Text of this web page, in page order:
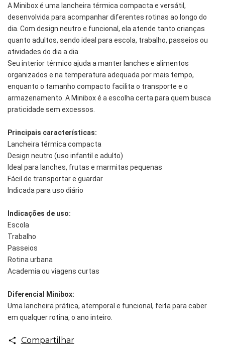
A Minibox é uma lancheira térmica compacta e versátil,
desenvolvida para acompanhar diferentes rotinas ao longo do
dia. Com design neutro e funcional, ela atende tanto crianças
quanto adultos, sendo ideal para escola, trabalho, passeios ou
atividades do dia a dia.
Seu interior térmico ajuda a manter lanches e alimentos
organizados e na temperatura adequada por mais tempo,
enquanto o tamanho compacto facilita o transporte e o
armazenamento. A Minibox é a escolha certa para quem busca
praticidade sem excessos.
Principais características:
Lancheira térmica compacta
Design neutro (uso infantil e adulto)
Ideal para lanches, frutas e marmitas pequenas
Fácil de transportar e guardar
Indicada para uso diário
Indicações de uso:
Escola
Trabalho
Passeios
Rotina urbana
Academia ou viagens curtas
Diferencial Minibox:
Uma lancheira prática, atemporal e funcional, feita para caber
em qualquer rotina, o ano inteiro.
Compartilhar